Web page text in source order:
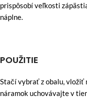
prispôsobí veľkosti
náplne.
POUŽITIE
Stačí vybrať z obalu, vložiť
náramok uchovávajte v